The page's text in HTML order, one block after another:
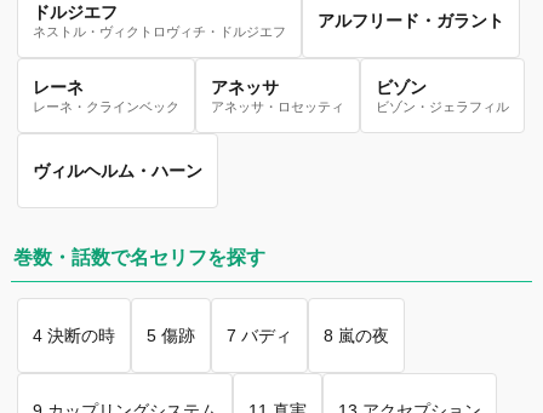
ドルジエフ
ネストル・ヴィクトロヴィチ・ドルジエフ
アルフリード・ガラント
レーネ
レーネ・クラインベック
アネッサ
アネッサ・ロセッティ
ビゾン
ビゾン・ジェラフィル
ヴィルヘルム・ハーン
巻数・話数で名セリフを探す
4 決断の時 5 傷跡 7 バディ 8 嵐の夜